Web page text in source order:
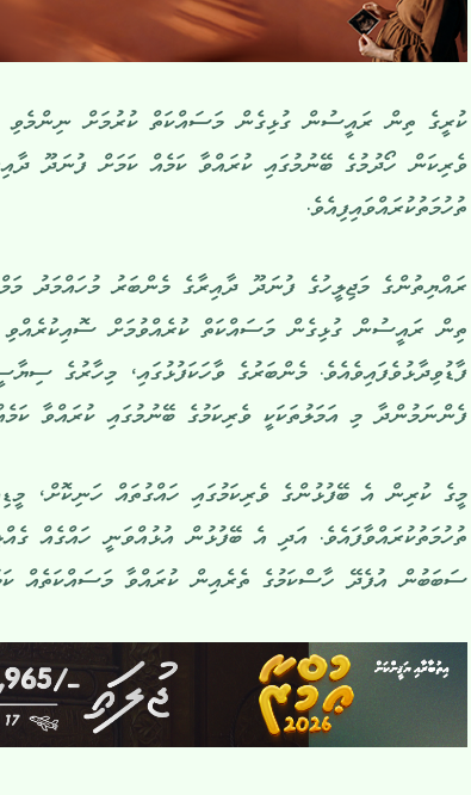
ކުރީގެ ތިން ރައީސުން ގުޅިގެން މަސައްކަތް ކުރުމަށް ނިންމެވި
ވެރިކަން ހޯދުމުގެ ބޭނުމުގައި ކުރައްވާ ކަމެއް ކަމަށް ފުނަދޫ
ތުހުމަތުކުރައްވައިފިއެވެ.
ރައްޔިތުންގެ މަޖިލީހުގެ ފުނަދޫ ދާއިރާގެ މެންބަރު މުހައްމަދު
ތިން ރައީސުން ގުޅިގެން މަސައްކަތް ކުރެއްވުމަށް
ފާޑުވިދާޅުވެފައިވެއެވެ. މެންބަރުގެ ވާހަކަފުޅުގައި، މިހާރުގެ
ފެންނަމުންދާ މި އަމަލުތަކަކީ ވެރިކަމުގެ ބޭނުމުގައި ކުރައްވާ
މީގެ ކުރިން އެ ބޭފުޅުންގެ ވެރިކަމުގައި ހައްގުތައް ހަނިކޮށް،
ތުހުމަތުކުރައްވާފައެވެ. އަދި އެ ބޭފުޅުން އުޅުއްވަނީ ހައްގެއް
ސަބަބުން އުފެދޭ ހާސްކަމުގެ ތެރެއިން ކުރައްވާ މަސައްކަތެއް